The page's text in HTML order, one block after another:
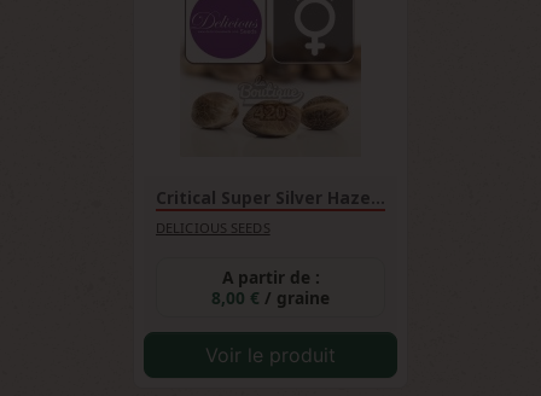
Critical Super Silver Haze...
DELICIOUS SEEDS
A partir de :
8,00 € / graine
Voir le produit